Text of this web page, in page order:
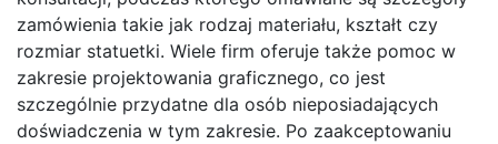
zamówienia takie jak rodzaj materiału, kształt czy
rozmiar statuetki. Wiele firm oferuje także pomoc w
zakresie projektowania graficznego, co jest
szczególnie przydatne dla osób nieposiadających
doświadczenia w tym zakresie. Po zaakceptowaniu